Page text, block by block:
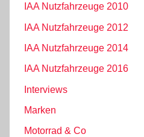
IAA Nutzfahrzeuge 2010
IAA Nutzfahrzeuge 2012
IAA Nutzfahrzeuge 2014
IAA Nutzfahrzeuge 2016
Interviews
Marken
Motorrad & Co